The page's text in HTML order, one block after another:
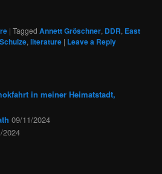
|Tagged Annett Gröschner, DDR, East
,literature | Leave a Reply
in meiner Heimatstadt,
09/11/2024
2024